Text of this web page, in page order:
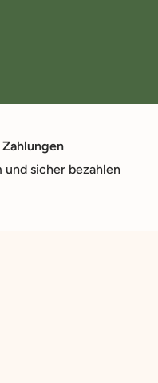
und sicher bezahlen